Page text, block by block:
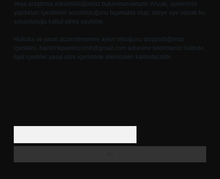
veya araştırma yükümlülüğümüz bulunmamaktadır. Ancak, üyelerimiz
yazdıkları içeriklerin sorumluluğunu taşımakta olup, siteye üye olarak bu
sorumluluğu kabul etmiş sayılırlar.
Hukuka ve yasal düzenlemelere aykırı olduğunu düşündüğünüz
içerikleri, backlinkpanelicomtr@gmail.com adresine bildirmeniz halinde,
ilgili içerikler yasal süre içerisinde sitemizden kaldırılacaktır.